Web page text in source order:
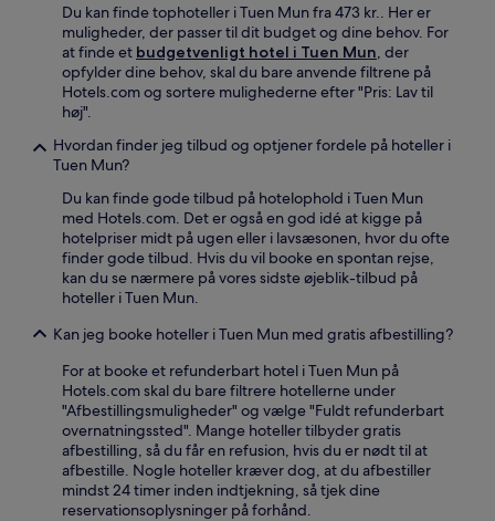
Du kan finde tophoteller i Tuen Mun fra 473 kr.. Her er
muligheder, der passer til dit budget og dine behov. For
at finde et budgetvenligt hotel i Tuen Mun, der
opfylder dine behov, skal du bare anvende filtrene på
Hotels.com og sortere mulighederne efter "Pris: Lav til
høj".
Hvordan finder jeg tilbud og optjener fordele på hoteller i
Tuen Mun?
Du kan finde gode tilbud på hotelophold i Tuen Mun
med Hotels.com. Det er også en god idé at kigge på
hotelpriser midt på ugen eller i lavsæsonen, hvor du ofte
finder gode tilbud. Hvis du vil booke en spontan rejse,
kan du se nærmere på vores sidste øjeblik-tilbud på
hoteller i Tuen Mun.
Kan jeg booke hoteller i Tuen Mun med gratis afbestilling?
For at booke et refunderbart hotel i Tuen Mun på
Hotels.com skal du bare filtrere hotellerne under
"Afbestillingsmuligheder" og vælge "Fuldt refunderbart
overnatningssted". Mange hoteller tilbyder gratis
afbestilling, så du får en refusion, hvis du er nødt til at
afbestille. Nogle hoteller kræver dog, at du afbestiller
mindst 24 timer inden indtjekning, så tjek dine
reservationsoplysninger på forhånd.